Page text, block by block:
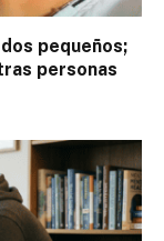
pequeños;
personas